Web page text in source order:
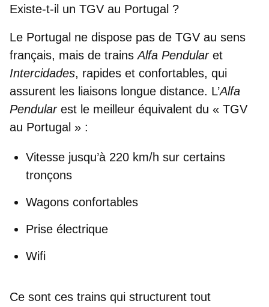
Existe-t-il un TGV au Portugal ?
Le Portugal ne dispose pas de TGV au sens
français, mais de trainsAlfa Pendular et
Intercidades, rapides et confortables, qui
assurent les liaisons longue distance. L’Alfa
Pendularest le meilleur équivalent du « TGV
au Portugal » :
Vitesse jusqu’à 220 km/h sur certains
tronçons
Wagons confortables
Prise électrique
Wifi
Ce sont ces trains qui structurent tout